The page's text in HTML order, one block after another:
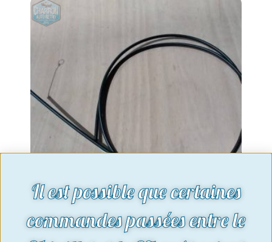
Câble ouverture de capot | Ford
Capri Mk2/Mk3
Il est possible que certaines
commandes passées entre le